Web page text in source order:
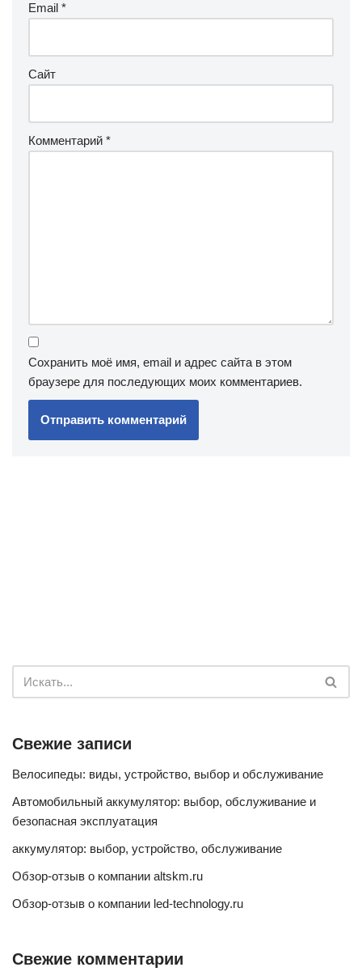
Email *
Сайт
Комментарий *
Сохранить моё имя, email и адрес сайта в этом
браузере для последующих моих комментариев.
Свежие записи
Велосипеды: виды, устройство, выбор и обслуживание
Автомобильный аккумулятор: выбор, обслуживание и
безопасная эксплуатация
аккумулятор: выбор, устройство, обслуживание
Обзор-отзыв о компании altskm.ru
Обзор-отзыв о компании led-technology.ru
Свежие комментарии